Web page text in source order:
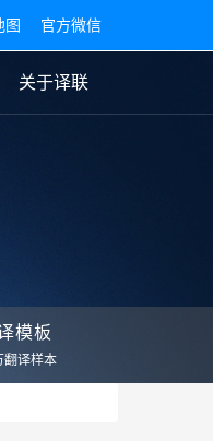
图 官方微信
关于译联
模板
翻译样本